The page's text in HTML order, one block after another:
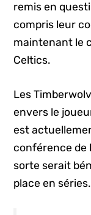
remis en
compris leur
maintenant le
Celtics.
Les
envers le
est
conférence de
sorte serait
place en séries.